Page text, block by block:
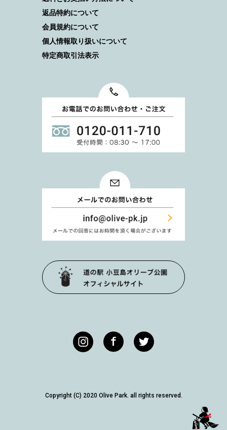
返品特約について
会員規約について
個人情報取り扱いについて
特定商取引法表示
Copyright (C) 2020 Olive Park. all rights reserved.